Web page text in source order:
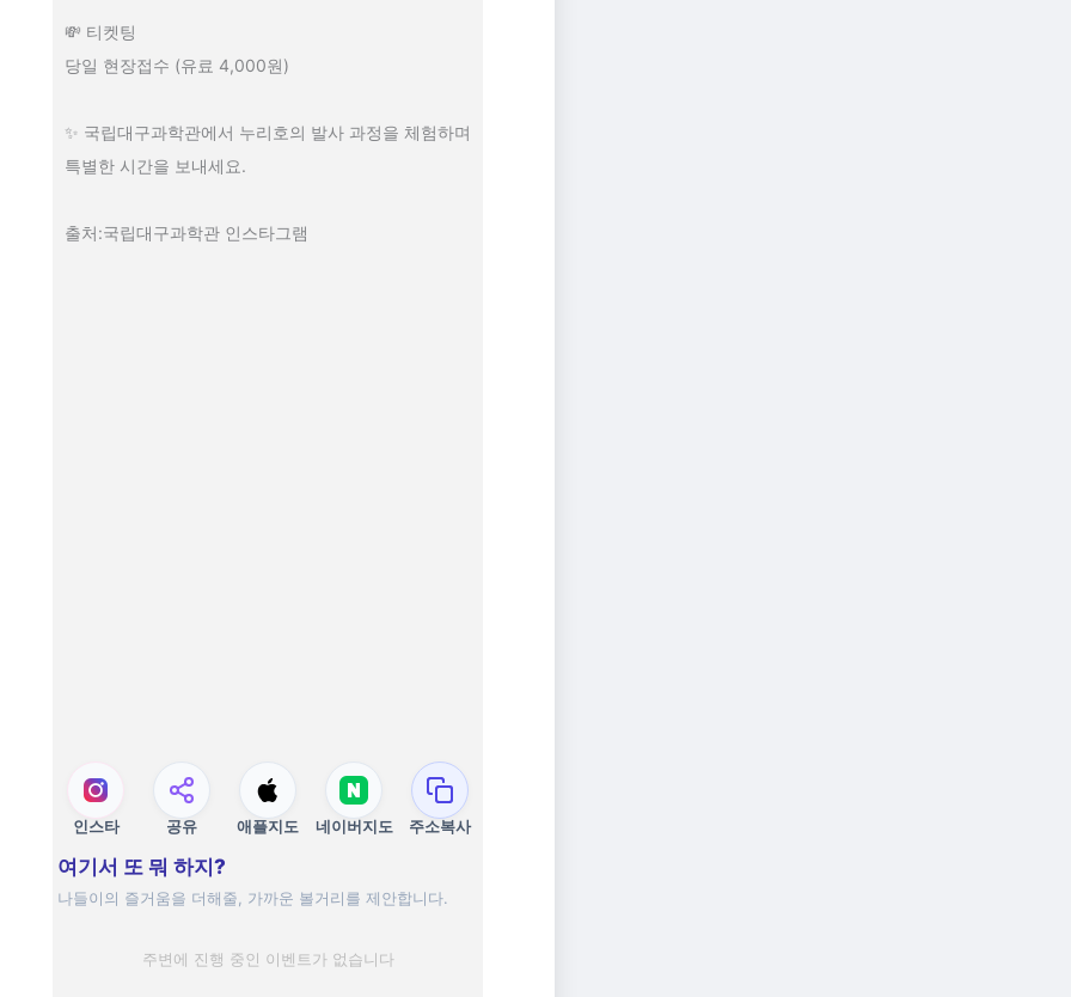
💸 티켓팅
당일 현장접수 (유료 4,000원)
✨ 국립대구과학관에서 누리호의 발사 과정을 체험하며
특별한 시간을 보내세요.
출처:국립대구과학관 인스타그램
인스타 공유 애플지도 네이버지도 주소복사
여기서 또 뭐 하지?
나들이의 즐거움을 더해줄, 가까운 볼거리를 제안합니다.
주변에 진행 중인 이벤트가 없습니다